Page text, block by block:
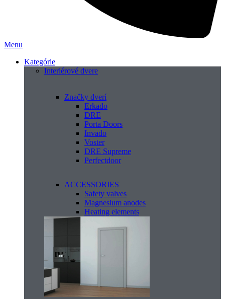
Menu
Kategórie
Interiérové dvere
Značky dverí
Erkado
DRE
Porta Doors
Invado
Voster
DRE Supreme
Perfectdoor
ACCESSORIES
Safety valves
Magnesium anodes
Heating elements